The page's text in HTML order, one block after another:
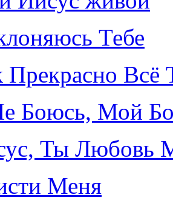
Тебе
Прекрасно Всё
Боюсь, Мой
Ты Любовь
Меня